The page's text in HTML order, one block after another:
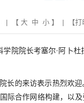
| 【 大 中 小 】 | 【打
院院长考塞尔·阿卜
长的来访表示热烈欢
际合作网络构建，以